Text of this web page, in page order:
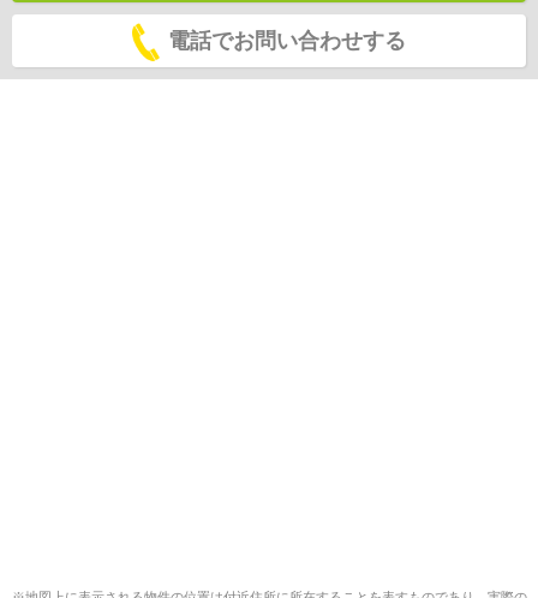
電話でお問い合わせする